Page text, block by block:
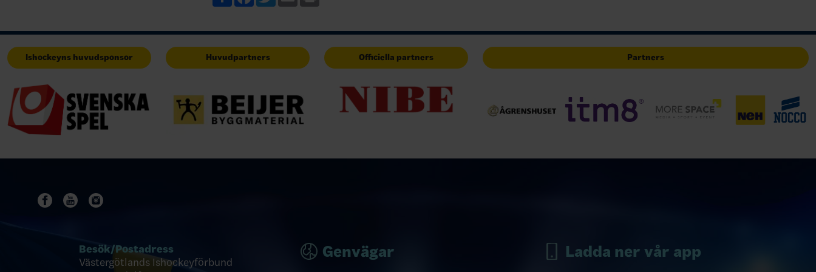
utman…
Ishockeyns huvudsponsor Huvudpartners Officiella partners Partners
Besök/Postadress
Västergötlands Ishockeyförbund
Genvägar Ladda ner vår app